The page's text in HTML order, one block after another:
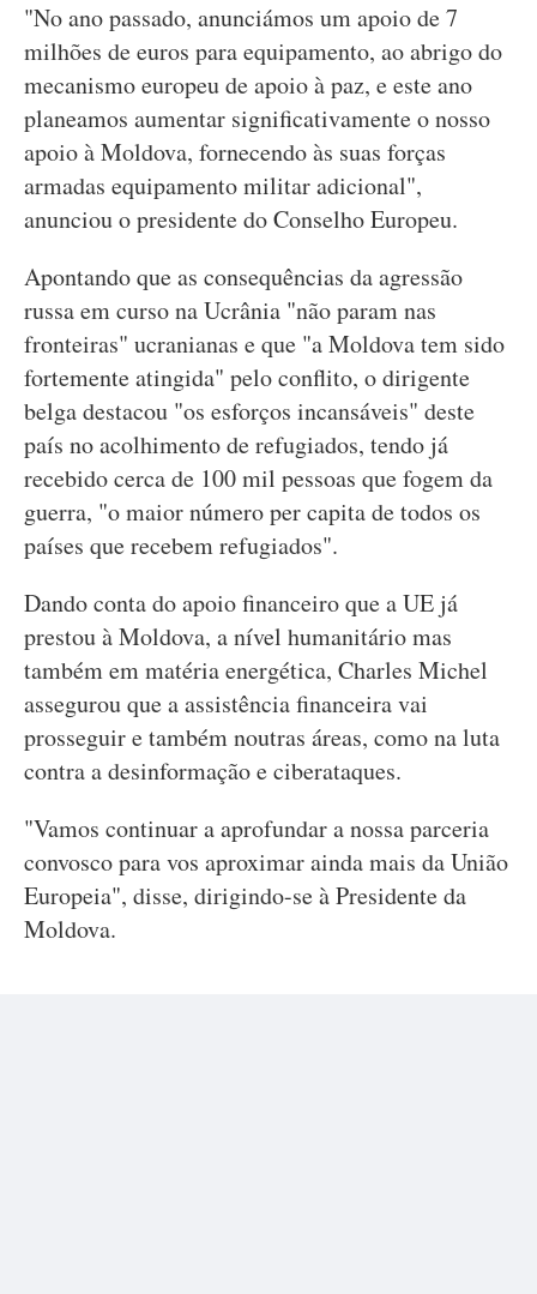
"No ano passado, anunciámos um apoio de 7
milhões de euros para equipamento, ao abrigo do
mecanismo europeu de apoio à paz, e este ano
planeamos aumentar significativamente o nosso
apoio à Moldova, fornecendo às suas forças
armadas equipamento militar adicional",
anunciou o presidente do Conselho Europeu.
Apontando que as consequências da agressão
russa em curso na Ucrânia "não param nas
fronteiras" ucranianas e que "a Moldova tem sido
fortemente atingida" pelo conflito, o dirigente
belga destacou "os esforços incansáveis" deste
país no acolhimento de refugiados, tendo já
recebido cerca de 100 mil pessoas que fogem da
guerra, "o maior número per capita de todos os
países que recebem refugiados".
Dando conta do apoio financeiro que a UE já
prestou à Moldova, a nível humanitário mas
também em matéria energética, Charles Michel
assegurou que a assistência financeira vai
prosseguir e também noutras áreas, como na luta
contra a desinformação e ciberataques.
"Vamos continuar a aprofundar a nossa parceria
convosco para vos aproximar ainda mais da União
Europeia", disse, dirigindo-se à Presidente da
Moldova.